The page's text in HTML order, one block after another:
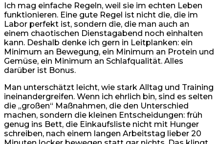
Ich mag einfache Regeln, weil sie im echten Leben
funktionieren. Eine gute Regel ist nicht die, die im
Labor perfekt ist, sondern die, die man auch an
einem chaotischen Dienstagabend noch einhalten
kann. Deshalb denke ich gern in Leitplanken: ein
Minimum an Bewegung, ein Minimum an Protein und
Gemüse, ein Minimum an Schlafqualität. Alles
darüber ist Bonus.
Man unterschätzt leicht, wie stark Alltag und Training
ineinandergreifen. Wenn ich ehrlich bin, sind es selten
die „großen“ Maßnahmen, die den Unterschied
machen, sondern die kleinen Entscheidungen: früh
genug ins Bett, die Einkaufsliste nicht mit Hunger
schreiben, nach einem langen Arbeitstag lieber 20